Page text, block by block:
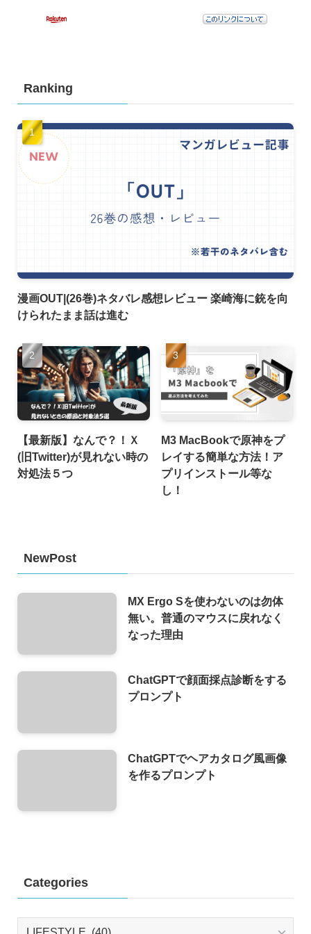
Ranking
漫画OUT|(26巻)ネタバレ感想レビュー 楽崎海に銃を向
けられたまま話は進む
【最新版】なんで？！Ｘ
(旧Twitter)が見れない時の
対処法５つ
M3 MacBookで原神をプ
レイする簡単な方法！ア
プリインストール等な
し！
NewPost
MX Ergo Sを使わないのは勿体
無い。普通のマウスに戻れなく
なった理由
ChatGPTで顔面採点診断をする
プロンプト
ChatGPTでヘアカタログ風画像
を作るプロンプト
Categories